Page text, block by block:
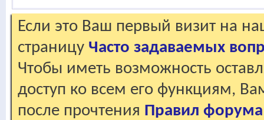
Если это Ваш первый визит на
страницу Часто задаваемых
Чтобы иметь возможность
доступ ко всем его функциям,
после прочтения Правил форума